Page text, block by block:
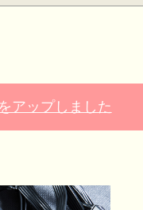
アップしました